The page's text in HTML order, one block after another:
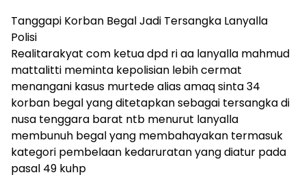
Tanggapi Korban Begal Jadi Tersangka Lanyalla
Polisi
Realitarakyat com ketua dpd ri aa lanyalla mahmud
mattalitti meminta kepolisian lebih cermat
menangani kasus murtede alias amaq sinta 34
korban begal yang ditetapkan sebagai tersangka di
nusa tenggara barat ntb menurut lanyalla
membunuh begal yang membahayakan termasuk
kategori pembelaan kedaruratan yang diatur pada
pasal 49 kuhp